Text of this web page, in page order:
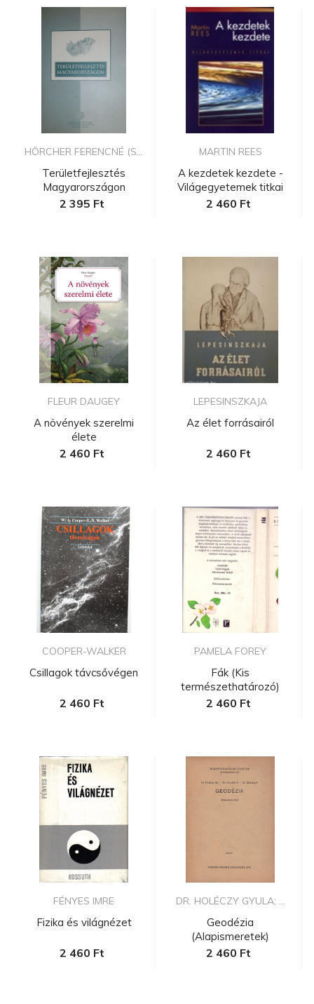
HÖRCHER FERENCNÉ (S...
Területfejlesztés
Magyarországon
2 395 Ft
MARTIN REES
A kezdetek kezdete -
Világegyetemek titkai
2 460 Ft
FLEUR DAUGEY
A növények szerelmi
élete
2 460 Ft
LEPESINSZKAJA
Az élet forrásairól
2 460 Ft
COOPER-WALKER
Csillagok távcsővégen
2 460 Ft
PAMELA FOREY
Fák (Kis
természethatározó)
2 460 Ft
FÉNYES IMRE
Fizika és világnézet
2 460 Ft
DR. HOLÉCZY GYULA; ...
Geodézia
(Alapismeretek)
2 460 Ft